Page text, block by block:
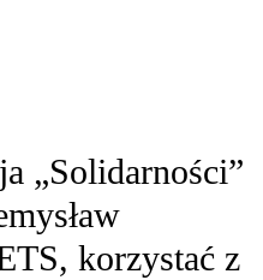
„Solidarności”
korzystać z